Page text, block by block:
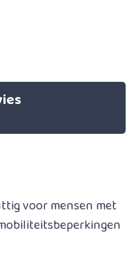
voor mensen met